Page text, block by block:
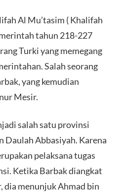
Al Mu’tasim ( Khalifah
tahun 218-227
Turki yang memegang
Salah seorang
yang kemudian
Mesir.
salah satu provinsi
Daulah Abbasiyah. Karena
pelaksana tugas
Ketika Barbak diangkat
dia menunjuk Ahmad bin